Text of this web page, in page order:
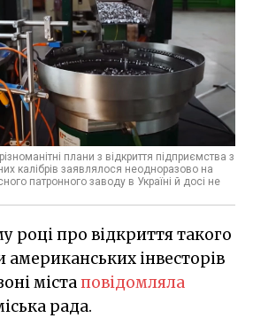
плани з відкриття підприємства з
калібрів заявлялося неодноразово на
патронного заводу в Україні й досі не
році про відкриття такого
американських інвесторів
містаповідомляла
рада.